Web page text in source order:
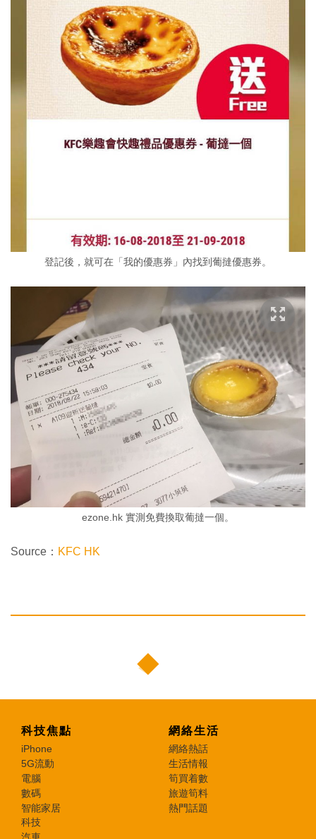
登記後，就可在「我的優惠券」內找到葡撻優惠券。
ezone.hk 實測免費換取葡撻一個。
Source： KFC HK
科技焦點
iPhone
5G流動
電腦
數碼
智能家居
科技
網絡生活
網絡熱話
生活情報
筍買着數
旅遊筍料
熱門話題